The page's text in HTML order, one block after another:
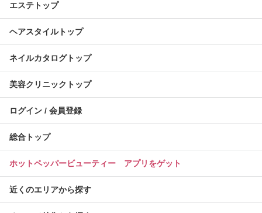
エステトップ
ヘアスタイルトップ
ネイルカタログトップ
美容クリニックトップ
ログイン / 会員登録
総合トップ
ホットペッパービューティー アプリをゲット
近くのエリアから探す